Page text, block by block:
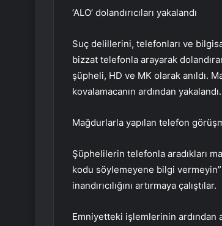
‘ALO’ dolandırıcıları yakalandı
Suç delillerini, telefonları ve
bizzat telefonla arayarak
şüpheli, HD ve MK olarak anıldı.
kovalamacanın ardından
Mağdurlarla yapılan telefon
Şüphelilerin telefonla aradıkları
kodu söylemeyene bilgi vermeyin”
inandırıcılığını artırmaya çalıştılar.
Emniyetteki işlemlerinin ardından